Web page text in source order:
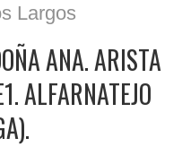
Largos
ANA. ARISTA
ALFARNATEJO